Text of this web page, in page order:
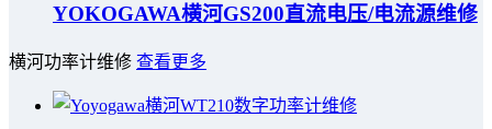
YOKOGAWA横河GS200直流电压/电流源维修
横河功率计维修 查看更多